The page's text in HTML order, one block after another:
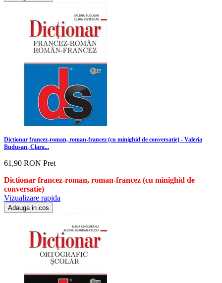
Dictionar francez-roman, roman-francez (cu minighid de conversatie) - Valeria
Budusan, Clara...
61,90 RON Pret
Dictionar francez-roman, roman-francez (cu minighid de
conversatie)
Vizualizare rapida
Adauga in cos